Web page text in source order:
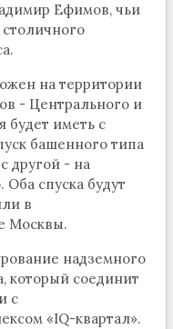
Ефимов, чьи
на территории
- Центрального и
будет иметь с
башенного типа
другой - на
спуска будут
в
Москвы.
надземного
который соединит
с
«IQ-квартал».